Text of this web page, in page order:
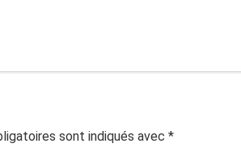
sont indiqués avec *